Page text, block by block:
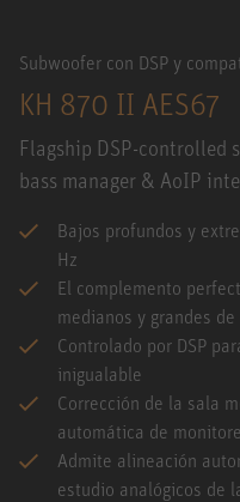
Subwoofer con DSP y
KH 870 II AES67
Flagship DSP-controlled
bass manager & AoIP
Bajos profundos y
Hz
El complemento
medianos y grandes
Controlado por DSP
inigualable
Corrección de la sala
automática de
Admite alineación
estudio analógicos de